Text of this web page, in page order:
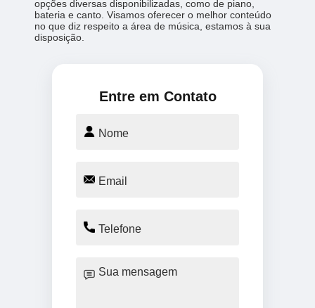
opções diversas disponibilizadas, como de piano,
bateria e canto. Visamos oferecer o melhor conteúdo
no que diz respeito a área de música, estamos à sua
disposição.
Entre em Contato